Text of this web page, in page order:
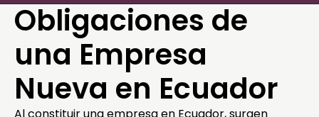
Obligaciones de
una Empresa
Nueva en Ecuador